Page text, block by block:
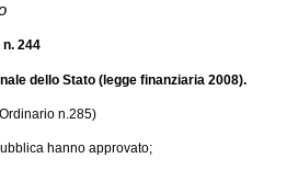
n. 244
dello Stato (legge finanziaria 2008).
n.285)
hanno approvato;